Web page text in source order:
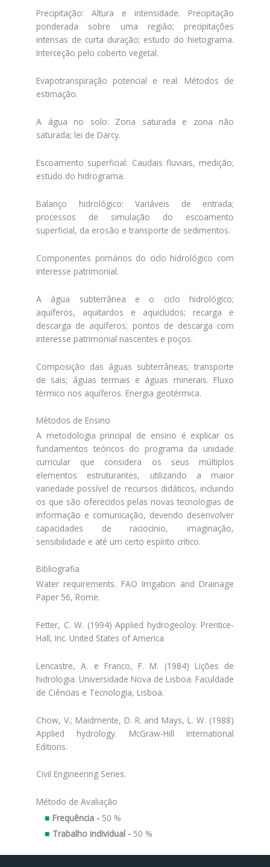
Precipitação: Altura e intensidade. Precipitação
ponderada sobre uma região; precipitações
intensas de curta duração; estudo do hietograma.
Interceção pelo coberto vegetal.
Evapotranspiração potencial e real. Métodos de
estimação.
A água no solo: Zona saturada e zona não
saturada; lei de Darcy.
Escoamento superficial: Caudais fluviais, medição;
estudo do hidrograma.
Balanço hidrológico: Variáveis de entrada;
processos de simulação do escoamento
superficial, da erosão e transporte de sedimentos.
Componentes primários do ciclo hidrológico com
interesse patrimonial.
A água subterrânea e o ciclo hidrológico;
aquíferos, aquitardos e aquicludos; recarga e
descarga de aquíferos; pontos de descarga com
interesse patrimonial nascentes e poços.
Composição das águas subterrâneas; transporte
de sais; águas termais e águas minerais. Fluxo
térmico nos aquíferos. Energia geotérmica.
Métodos de Ensino
A metodologia principal de ensino é explicar os
fundamentos teóricos do programa da unidade
curricular que considera os seus múltiplos
elementos estruturantes, utilizando a maior
variedade possível de recursos didáticos, incluindo
os que são oferecidos pelas novas tecnologias de
informação e comunicação, devendo desenvolver
capacidades de raciocínio, imaginação,
sensibilidade e até um certo espírito crítico.
Bibliografia
Water requirements. FAO Irrigation and Drainage
Paper 56, Rome.
Fetter, C. W. (1994) Applied hydrogeoloy. Prentice-
Hall, Inc. United States of America
Lencastre, A. e Franco, F. M. (1984) Lições de
hidrologia. Universidade Nova de Lisboa. Faculdade
de Ciências e Tecnologia, Lisboa.
Chow, V.; Maidmente, D. R. and Mays, L. W. (1988)
Applied hydrology. McGraw-Hill International
Editions.
Civil Engineering Series.
Método de Avaliação
Frequência - 50 %
Trabalho individual - 50 %
Facebook
Instagram da FCTPortal da UAc